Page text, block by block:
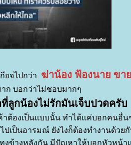
ยจไปกว่า ฆ่าน้อง ฟ้องนาย ขา
ก บอกว่าไม่ชอบมากๆ
ลูกน้องไม่รักมันเจ็บปวดครับ
าต้องเป็นแบบนั้น ทำได้แค่บอกคนอื่น
ไปเป็นอารมณ์ ยังไงก็ต้องทำงานด้วย
งข้างหลังกัน มีปัญหาให้บอกหัวหน้า